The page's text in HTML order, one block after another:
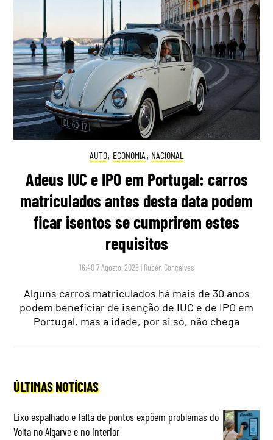
AUTO, ECONOMIA , NACIONAL
Adeus IUC e IPO em Portugal: carros
matriculados antes desta data podem
ficar isentos se cumprirem estes
requisitos
16:40 7 Agosto, 2026 | Rubén Gonçalves
Alguns carros matriculados há mais de 30 anos
podem beneficiar de isenção de IUC e de IPO em
Portugal, mas a idade, por si só, não chega
ÚLTIMAS NOTÍCIAS
Lixo espalhado e falta de pontos expõem problemas do
Volta no Algarve e no interior